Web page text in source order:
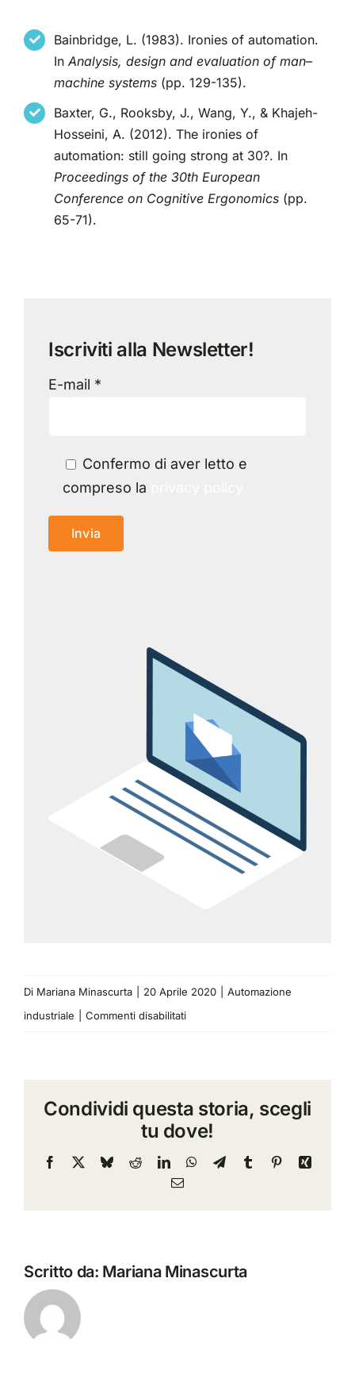
Bainbridge, L. (1983). Ironies of automation.
InAnalysis, design and evaluation of man–
machine systems (pp. 129-135).
Baxter, G., Rooksby, J., Wang, Y., & Khajeh-
Hosseini, A. (2012). The ironies of
automation: still going strong at 30?. In
Proceedings of the 30th European
Conference on Cognitive Ergonomics (pp.
65-71).
Iscriviti alla Newsletter!
E-mail *
Confermo di aver letto e
compreso la
Di Mariana Minascurta 20 Aprile 2020
Automazione
industriale
Commenti disabilitatisu
nell’automazione
industriale:
una
Condividi questa storia, scegli
tu dove!
Facebook BlueskyRedditLinkedInWhatsApp
TelegramTumblr PinterestXing
Email
Scritto da: Mariana Minascurta